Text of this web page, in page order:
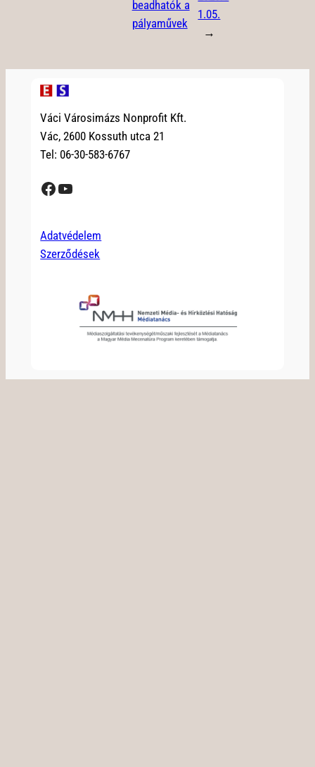
beadhatók a
pályaművek
1.05.
→
Váci Városimázs Nonprofit Kft.
Vác, 2600 Kossuth utca 21
Tel: 06-30-583-6767
Facebook YouTube
Adatvédelem
Szerződések